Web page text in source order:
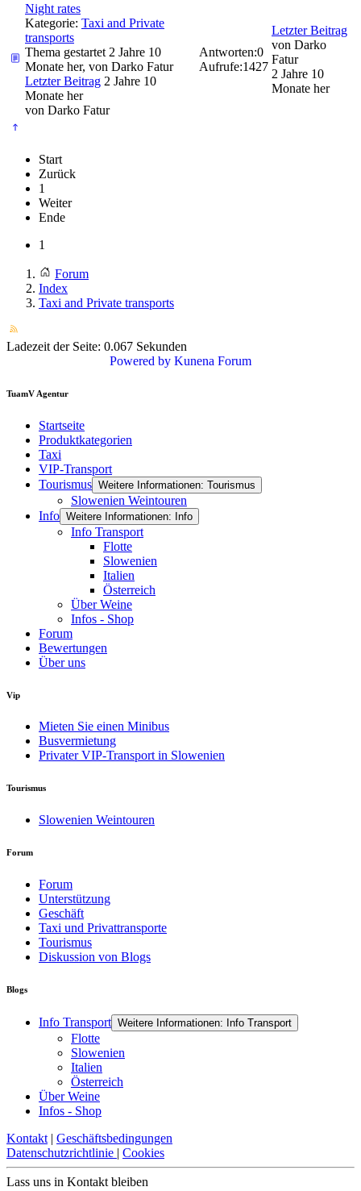
Night rates
Kategorie: Taxi and Private
transports
Thema gestartet 2 Jahre 10
Monate her, von Darko Fatur
Letzter Beitrag 2 Jahre 10
Monate her
von Darko Fatur
Antworten:0
Aufrufe:1427
Letzter Beitrag
von Darko
Fatur
2 Jahre 10
Monate her
Start
Zurück
1
Weiter
Ende
1
Forum
Index
Taxi and Private transports
Ladezeit der Seite: 0.067 Sekunden
Powered by Kunena Forum
TuamV Agentur
Startseite
Produktkategorien
Taxi
VIP-Transport
Tourismus Weitere Informationen: Tourismus
Slowenien Weintouren
Info Weitere Informationen: Info
Info Transport
Flotte
Slowenien
Italien
Österreich
Über Weine
Infos - Shop
Forum
Bewertungen
Über uns
Vip
Mieten Sie einen Minibus
Busvermietung
Privater VIP-Transport in Slowenien
Tourismus
Slowenien Weintouren
Forum
Forum
Unterstützung
Geschäft
Taxi und Privattransporte
Tourismus
Diskussion von Blogs
Blogs
Info Transport Weitere Informationen: Info Transport
Flotte
Slowenien
Italien
Österreich
Über Weine
Infos - Shop
Kontakt | Geschäftsbedingungen
Datenschutzrichtlinie | Cookies
Lass uns in Kontakt bleiben